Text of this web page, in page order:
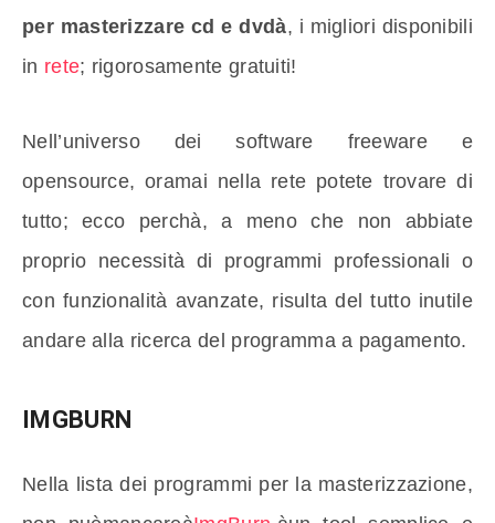
per masterizzare cd e dvdà, i migliori disponibili
in rete; rigorosamente gratuiti!
Nell’universo dei software freeware e
opensource, oramai nella rete potete trovare di
tutto; ecco perchà, a meno che non abbiate
proprio necessità di programmi professionali o
con funzionalità avanzate, risulta del tutto inutile
andare alla ricerca del programma a pagamento.
IMGBURN
Nella lista dei programmi per la masterizzazione,